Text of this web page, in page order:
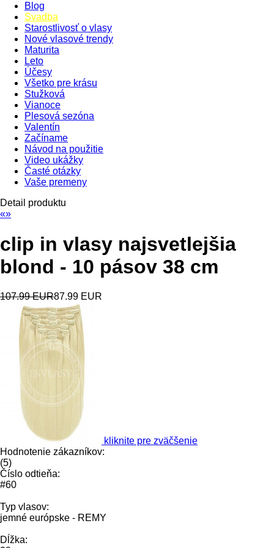
Blog
Svadba
Starostlivosť o vlasy
Nové vlasové trendy
Maturita
Leto
Účesy
Všetko pre krásu
Stužková
Vianoce
Plesová sezóna
Valentín
Začíname
Návod na použitie
Video ukážky
Časté otázky
Vaše premeny
Detail produktu
«»
clip in vlasy najsvetlejšia
blond - 10 pásov 38 cm
107.99 EUR87.99 EUR
kliknite pre zväčšenie
Hodnotenie zákazníkov:
(5)
Číslo odtieňa:
#60
Typ vlasov:
jemné európske - REMY
Dĺžka: